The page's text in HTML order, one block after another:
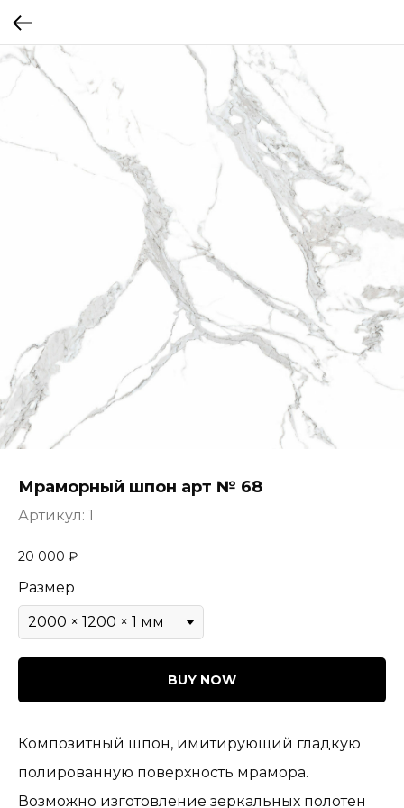
Мраморный шпон арт № 68
Артикул: 1
20 000 ₽
Размер
BUY NOW
Композитный шпон, имитирующий гладкую
полированную поверхность мрамора.
Возможно изготовление зеркальных полотен